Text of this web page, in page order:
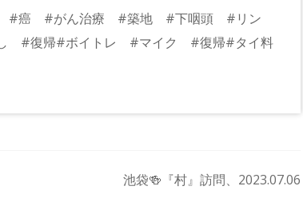
#癌 #がん治療 #築地 #下咽頭 #リン
#復帰#ボイトレ #マイク #復帰#タイ料
池袋🍻『村』訪問、2023.07.06